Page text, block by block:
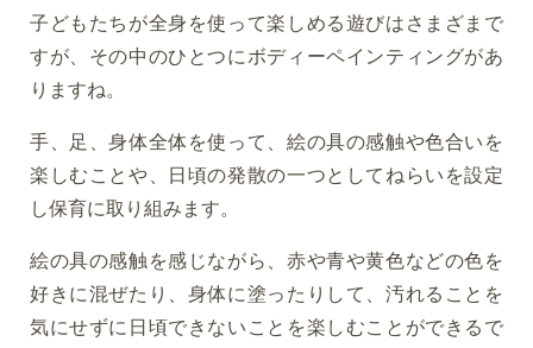
子どもたちが全身を使って楽しめる遊びはさまざまで
すが、その中のひとつにボディーペインティングがあ
りますね。
手、足、身体全体を使って、絵の具の感触や色合いを
楽しむことや、日頃の発散の一つとしてねらいを設定
し保育に取り組みます。
絵の具の感触を感じながら、赤や青や黄色などの色を
好きに混ぜたり、身体に塗ったりして、汚れることを
気にせずに日頃できないことを楽しむことができるで